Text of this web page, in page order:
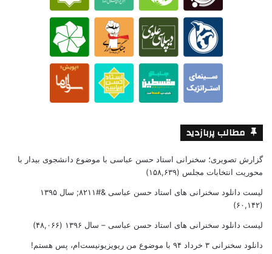
مطالب پربازدید
گزارش تصویری؛ سخنرانی استاد حسن عباسی با موضوع دانشجوی بیدار با
محوریت انتخابات مجلس (۱۵۸,۶۳۹)
لیست دانلود سخنرانی های استاد حسن عباسی &#۸۲۱۱; سال ۱۳۹۵
(۶۰,۱۴۲)
لیست دانلود سخنرانی های استاد حسن عباسی – سال ۱۳۹۶ (۴۸,۰۶۶)
دانلود سخنرانی ۳ خرداد ۹۴ با موضوع من ریویزیونیست‌ام، پس هستم!